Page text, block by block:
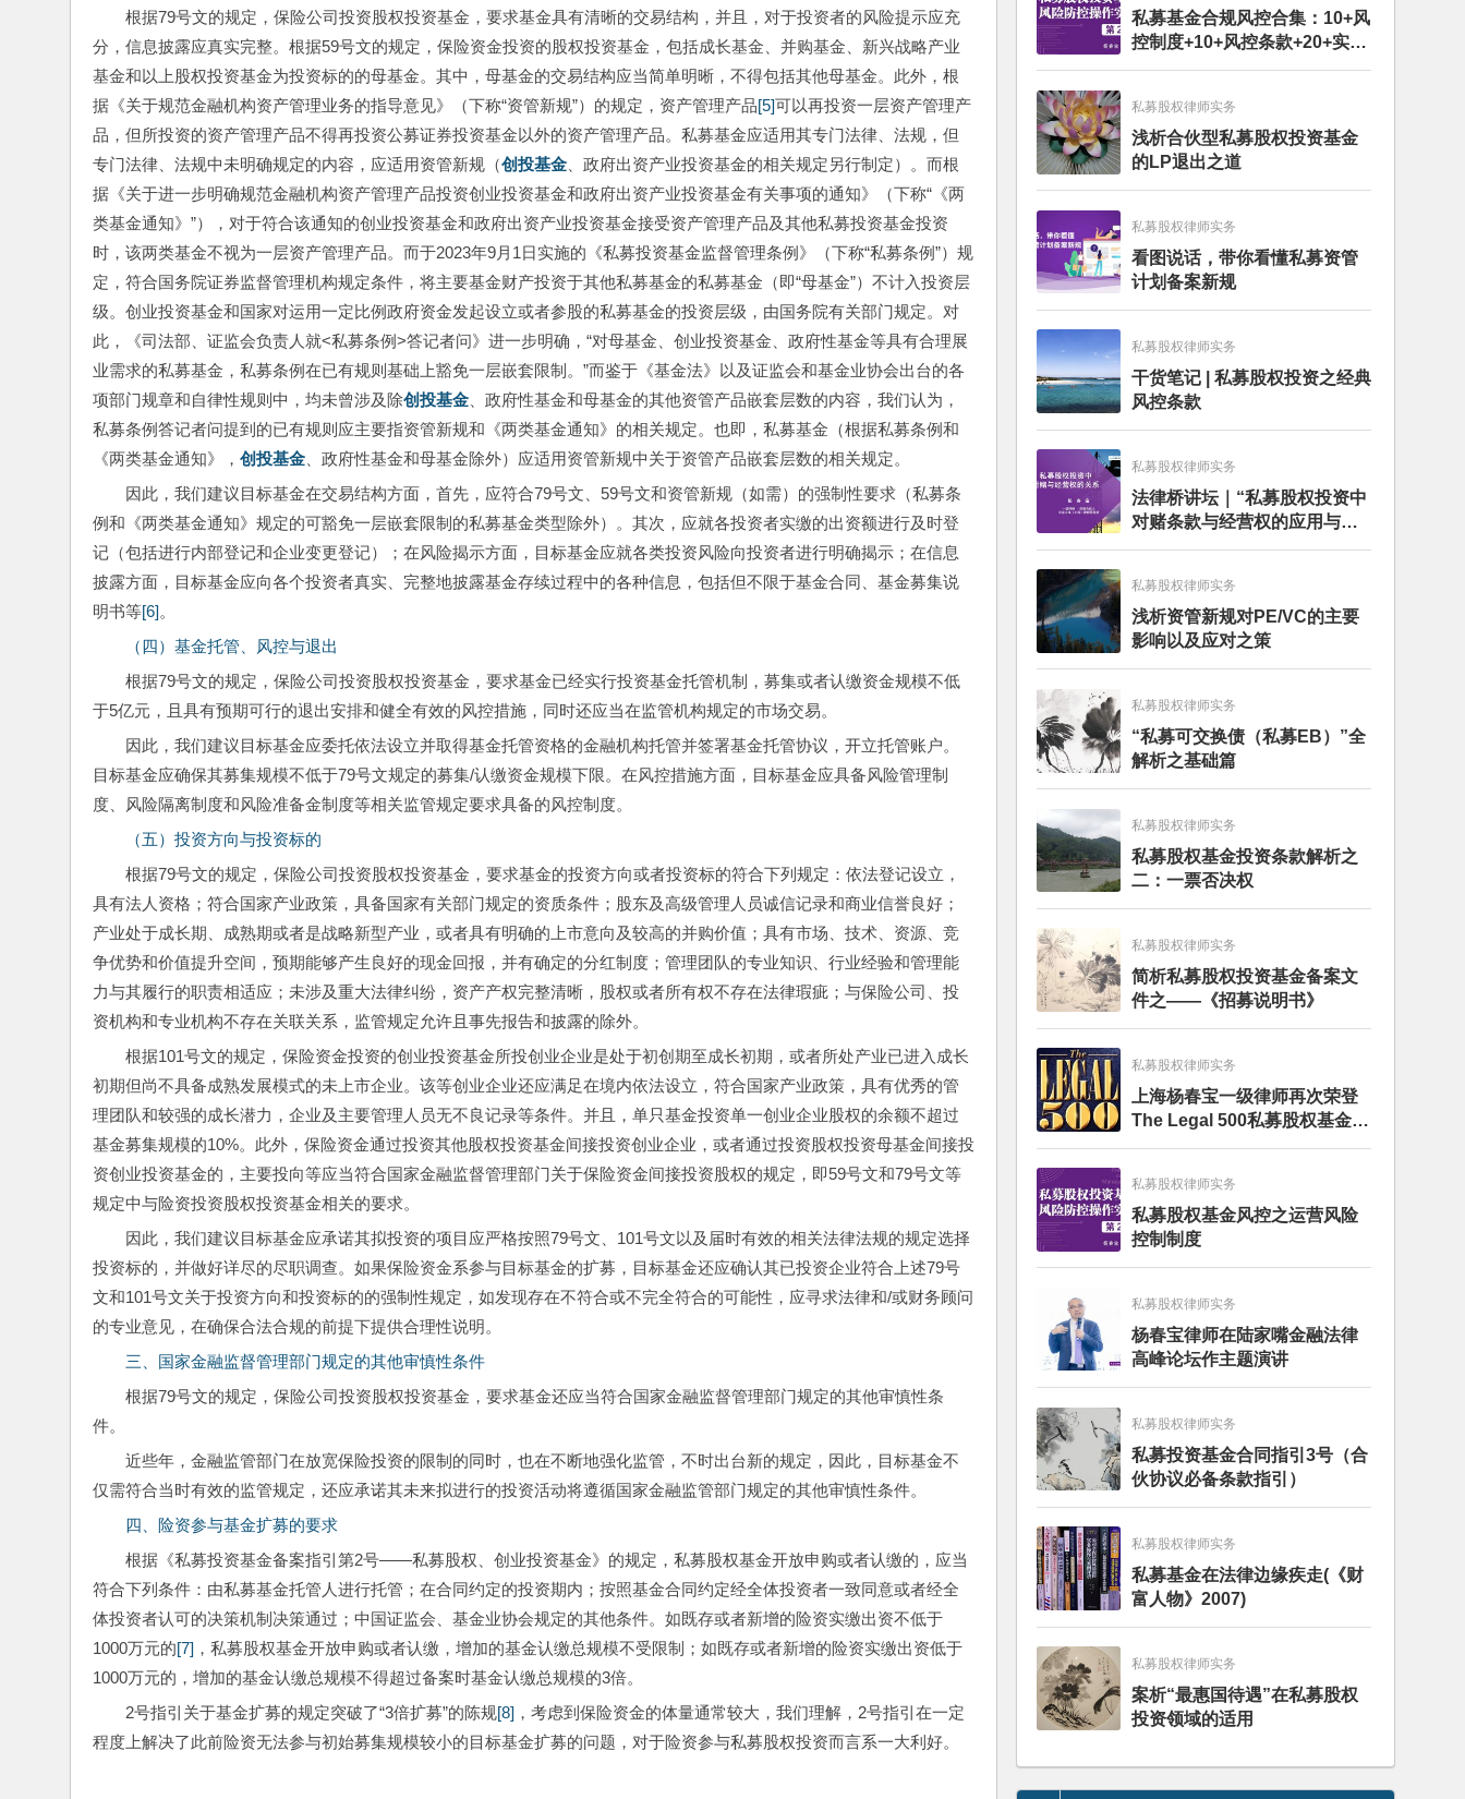
根据79号文的规定，保险公司投资股权投资基金，要求基金具有清晰的交易结构，并且，对于投资者的风险提示应充
分，信息披露应真实完整。根据59号文的规定，保险资金投资的股权投资基金，包括成长基金、并购基金、新兴战略产业
基金和以上股权投资基金为投资标的的母基金。其中，母基金的交易结构应当简单明晰，不得包括其他母基金。此外，根
据《关于规范金融机构资产管理业务的指导意见》（下称“资管新规”）的规定，资产管理产品[5]可以再投资一层资产管理产
品，但所投资的资产管理产品不得再投资公募证券投资基金以外的资产管理产品。私募基金应适用其专门法律、法规，但
专门法律、法规中未明确规定的内容，应适用资管新规（创投基金 、政府出资产业投资基金的相关规定另行制定）。而根
据《关于进一步明确规范金融机构资产管理产品投资创业投资基金和政府出资产业投资基金有关事项的通知》（下称“《两
类基金通知》”），对于符合该通知的创业投资基金和政府出资产业投资基金接受资产管理产品及其他私募投资基金投资
时，该两类基金不视为一层资产管理产品。而于2023年9月1日实施的《私募投资基金监督管理条例》（下称“私募条例”）规
定，符合国务院证券监督管理机构规定条件，将主要基金财产投资于其他私募基金的私募基金（即“母基金”）不计入投资层
级。创业投资基金和国家对运用一定比例政府资金发起设立或者参股的私募基金的投资层级，由国务院有关部门规定。对
此，《司法部、证监会负责人就<私募条例>答记者问》进一步明确，“对母基金、创业投资基金、政府性基金等具有合理展
业需求的私募基金，私募条例在已有规则基础上豁免一层嵌套限制。”而鉴于《基金法》以及证监会和基金业协会出台的各
项部门规章和自律性规则中，均未曾涉及除创投基金 、政府性基金和母基金的其他资管产品嵌套层数的内容，我们认为，
私募条例答记者问提到的已有规则应主要指资管新规和《两类基金通知》的相关规定。也即，私募基金（根据私募条例和
《两类基金通知》， 创投基金 、政府性基金和母基金除外）应适用资管新规中关于资管产品嵌套层数的相关规定。
因此，我们建议目标基金在交易结构方面，首先，应符合79号文、59号文和资管新规（如需）的强制性要求（私募条
例和《两类基金通知》规定的可豁免一层嵌套限制的私募基金类型除外）。其次，应就各投资者实缴的出资额进行及时登
记（包括进行内部登记和企业变更登记）；在风险揭示方面，目标基金应就各类投资风险向投资者进行明确揭示；在信息
披露方面，目标基金应向各个投资者真实、完整地披露基金存续过程中的各种信息，包括但不限于基金合同、基金募集说
明书等[6]。
（四）基金托管、风控与退出
根据79号文的规定，保险公司投资股权投资基金，要求基金已经实行投资基金托管机制，募集或者认缴资金规模不低
于5亿元，且具有预期可行的退出安排和健全有效的风控措施，同时还应当在监管机构规定的市场交易。
因此，我们建议目标基金应委托依法设立并取得基金托管资格的金融机构托管并签署基金托管协议，开立托管账户。
目标基金应确保其募集规模不低于79号文规定的募集/认缴资金规模下限。在风控措施方面，目标基金应具备风险管理制
度、风险隔离制度和风险准备金制度等相关监管规定要求具备的风控制度。
（五）投资方向与投资标的
根据79号文的规定，保险公司投资股权投资基金，要求基金的投资方向或者投资标的符合下列规定：依法登记设立，
具有法人资格；符合国家产业政策，具备国家有关部门规定的资质条件；股东及高级管理人员诚信记录和商业信誉良好；
产业处于成长期、成熟期或者是战略新型产业，或者具有明确的上市意向及较高的并购价值；具有市场、技术、资源、竞
争优势和价值提升空间，预期能够产生良好的现金回报，并有确定的分红制度；管理团队的专业知识、行业经验和管理能
力与其履行的职责相适应；未涉及重大法律纠纷，资产产权完整清晰，股权或者所有权不存在法律瑕疵；与保险公司、投
资机构和专业机构不存在关联关系，监管规定允许且事先报告和披露的除外。
根据101号文的规定，保险资金投资的创业投资基金所投创业企业是处于初创期至成长初期，或者所处产业已进入成长
初期但尚不具备成熟发展模式的未上市企业。该等创业企业还应满足在境内依法设立，符合国家产业政策，具有优秀的管
理团队和较强的成长潜力，企业及主要管理人员无不良记录等条件。并且，单只基金投资单一创业企业股权的余额不超过
基金募集规模的10%。此外，保险资金通过投资其他股权投资基金间接投资创业企业，或者通过投资股权投资母基金间接投
资创业投资基金的，主要投向等应当符合国家金融监督管理部门关于保险资金间接投资股权的规定，即59号文和79号文等
规定中与险资投资股权投资基金相关的要求。
因此，我们建议目标基金应承诺其拟投资的项目应严格按照79号文、101号文以及届时有效的相关法律法规的规定选择
投资标的，并做好详尽的尽职调查。如果保险资金系参与目标基金的扩募，目标基金还应确认其已投资企业符合上述79号
文和101号文关于投资方向和投资标的的强制性规定，如发现存在不符合或不完全符合的可能性，应寻求法律和/或财务顾问
的专业意见，在确保合法合规的前提下提供合理性说明。
三、国家金融监督管理部门规定的其他审慎性条件
根据79号文的规定，保险公司投资股权投资基金，要求基金还应当符合国家金融监督管理部门规定的其他审慎性条
件。
近些年，金融监管部门在放宽保险投资的限制的同时，也在不断地强化监管，不时出台新的规定，因此，目标基金不
仅需符合当时有效的监管规定，还应承诺其未来拟进行的投资活动将遵循国家金融监管部门规定的其他审慎性条件。
四、险资参与基金扩募的要求
根据《私募投资基金备案指引第2号——私募股权、创业投资基金》的规定，私募股权基金开放申购或者认缴的，应当
符合下列条件：由私募基金托管人进行托管；在合同约定的投资期内；按照基金合同约定经全体投资者一致同意或者经全
体投资者认可的决策机制决策通过；中国证监会、基金业协会规定的其他条件。如既存或者新增的险资实缴出资不低于
1000万元的[7] ，私募股权基金开放申购或者认缴，增加的基金认缴总规模不受限制；如既存或者新增的险资实缴出资低于
1000万元的，增加的基金认缴总规模不得超过备案时基金认缴总规模的3倍。
2号指引关于基金扩募的规定突破了“3倍扩募”的陈规[8] ，考虑到保险资金的体量通常较大，我们理解，2号指引在一定
程度上解决了此前险资无法参与初始募集规模较小的目标基金扩募的问题，对于险资参与私募股权投资而言系一大利好。
私募基金合规风控合集：10+风
控制度+10+风控条款+20+实务
文章+每月动态
私募股权律师实务
浅析合伙型私募股权投资基金
的LP退出之道
私募股权律师实务
看图说话，带你看懂私募资管
计划备案新规
私募股权律师实务
干货笔记 | 私募股权投资之经典
风控条款
私募股权律师实务
法律桥讲坛｜“私募股权投资中
对赌条款与经营权的应用与案
例分析”讲座成功举办
私募股权律师实务
浅析资管新规对PE/VC的主要
影响以及应对之策
私募股权律师实务
“私募可交换债（私募EB）”全
解析之基础篇
私募股权律师实务
私募股权基金投资条款解析之
二：一票否决权
私募股权律师实务
简析私募股权投资基金备案文
件之——《招募说明书》
私募股权律师实务
上海杨春宝一级律师再次荣登
The Legal 500私募股权基金律
师榜单
私募股权律师实务
私募股权基金风控之运营风险
控制制度
私募股权律师实务
杨春宝律师在陆家嘴金融法律
高峰论坛作主题演讲
私募股权律师实务
私募投资基金合同指引3号（合
伙协议必备条款指引）
私募股权律师实务
私募基金在法律边缘疾走(《财
富人物》2007)
私募股权律师实务
案析“最惠国待遇”在私募股权
投资领域的适用